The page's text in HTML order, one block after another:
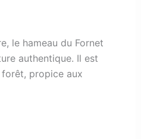
le hameau du Fornet
authentique. Il est
forêt, propice aux